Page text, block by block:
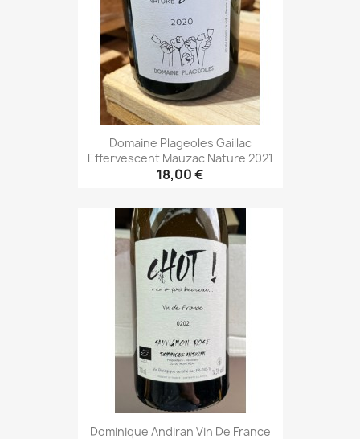
Domaine Plageoles Gaillac
Effervescent Mauzac Nature 2021
18,00 €
Dominique Andiran Vin De France